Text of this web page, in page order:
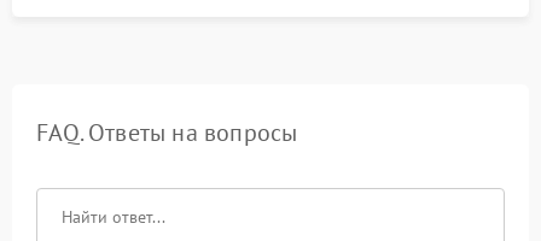
FAQ. Ответы на вопросы